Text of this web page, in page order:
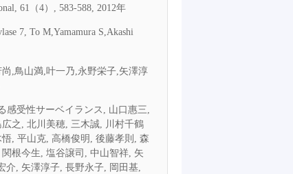
61（4）, 583-588, 2012年
7, To M,Yamamura S,Akashi
尚,鳥山満,叶一乃,永野栄子,矢澤淳
感受性サーベイランス, 山口惠三,
之, 北川美穂, 三木誠, 川村千鶴
, 平山克, 高橋俊明, 後藤孝則, 森
根今生, 塩谷譲司, 中山智祥, 矢
, 矢澤淳子, 長野永子, 岡田基,